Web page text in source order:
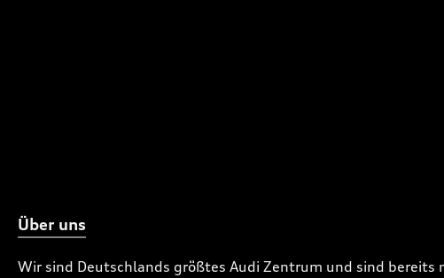
Über uns
Wir sind Deutschlands größtes Audi Zentrum und sind